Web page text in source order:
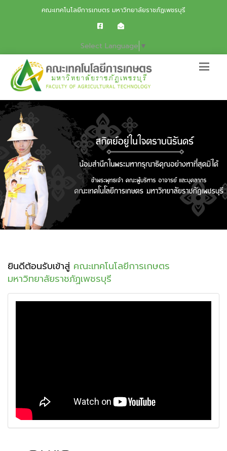
คณะเทคโนโลยีการเกษตร มหาวิทยาลัยราชภัฏเพชรบุรี
Select Language ▼
ยินดีต้อนรับเข้าสู่ คณะเทคโนโลยีการเกษตร
มหาวิทยาลัยราชภัฏเพชรบุรี